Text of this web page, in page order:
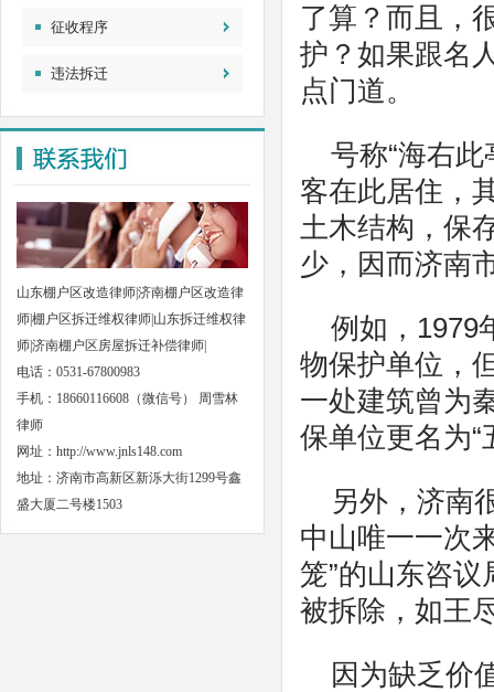
征收程序
违法拆迁
山东棚户区改造律师|济南棚户区改造律
师|棚户区拆迁维权律师|山东拆迁维权律
师|济南棚户区房屋拆迁补偿律师|
电话：0531-67800983
手机：18660116608（微信号） 周雪林
律师
网址： http://www.jnls148.com
地址：济南市高新区新泺大街1299号鑫
盛大厦二号楼1503
了算？而且，
护？如果跟名
点门道。
号称“海右
客在此居住，
土木结构，保
少，因而济南
例如，1979
物保护单位，
一处建筑曾为
保单位更名为“
另外，济南
中山唯一一次
笼”的山东咨
被拆除，如王
因为缺乏价